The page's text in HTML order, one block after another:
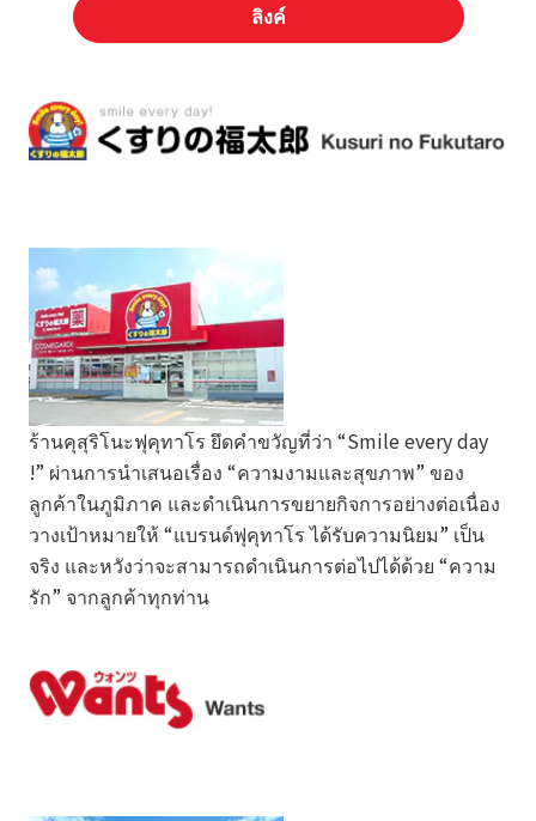
ลิงค์
ร้านคุสุริโนะฟุคุทาโร ยึดคำขวัญที่ว่า “Smile every day
!” ผ่านการนำเสนอเรื่อง “ความงามและสุขภาพ” ของ
ลูกค้าในภูมิภาค และดำเนินการขยายกิจการอย่างต่อเนื่อง
วางเป้าหมายให้ “แบรนด์ฟุคุทาโร ได้รับความนิยม” เป็น
จริง และหวังว่าจะสามารถดำเนินการต่อไปได้ด้วย “ความ
รัก” จากลูกค้าทุกท่าน